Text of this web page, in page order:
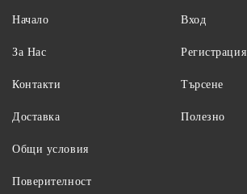
Начало
За Нас
Контакти
Доставка
Вход
Регистрация
Търсене
Полезно
Общи условия
Поверителност